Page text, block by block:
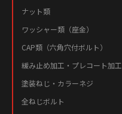
ナット類
ワッシャー類（座金）
CAP類（六角穴付ボルト）
緩み止め加工・プレコート加工
塗装ねじ・カラーネジ
全ねじボルト